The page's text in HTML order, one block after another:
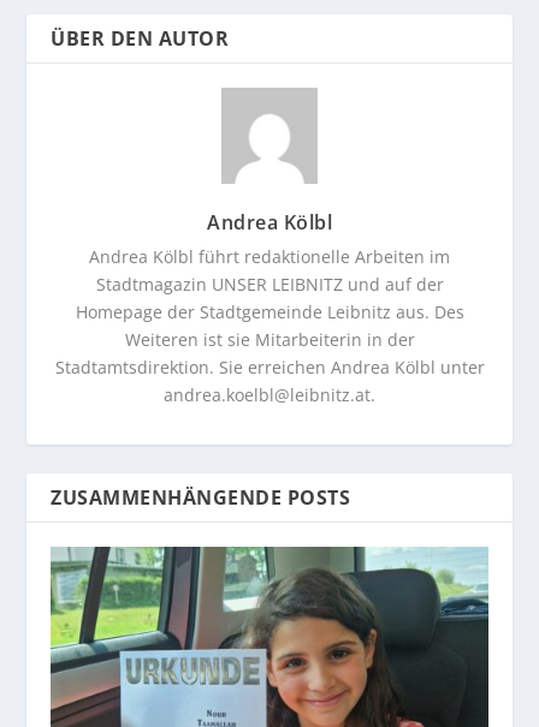
ÜBER DEN AUTOR
Andrea Kölbl
Andrea Kölbl führt redaktionelle Arbeiten im
Stadtmagazin UNSER LEIBNITZ und auf der
Homepage der Stadtgemeinde Leibnitz aus. Des
Weiteren ist sie Mitarbeiterin in der
Stadtamtsdirektion. Sie erreichen Andrea Kölbl unter
andrea.koelbl@leibnitz.at.
ZUSAMMENHÄNGENDE POSTS